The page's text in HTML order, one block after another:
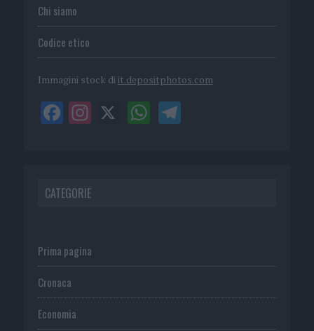
Chi siamo
Codice etico
Immagini stock di it.depositphotos.com
CATEGORIE
Prima pagina
Cronaca
Economia